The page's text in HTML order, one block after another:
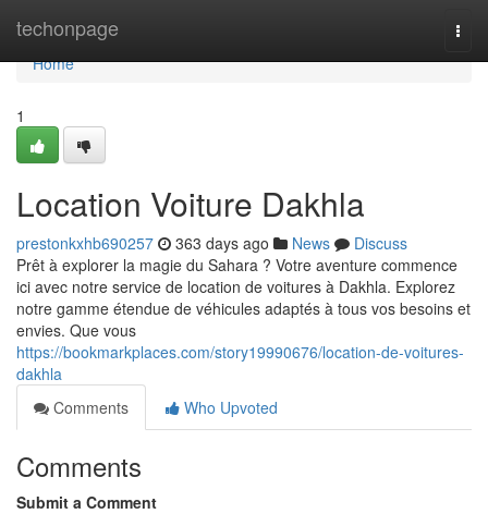
techonpage
Home
Home
1
Location Voiture Dakhla
prestonkxhb690257 363 days ago News
Discuss
Prêt à explorer la magie du Sahara ? Votre aventure commence
ici avec notre service de location de voitures à Dakhla. Explorez
notre gamme étendue de véhicules adaptés à tous vos besoins et
envies. Que vous
https://bookmarkplaces.com/story19990676/location-de-voitures-
dakhla
Comments
Who Upvoted
Comments
Submit a Comment